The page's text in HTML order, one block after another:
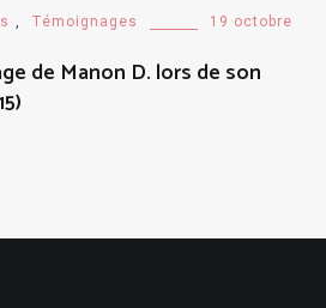
, Témoignages
19 octobre
de Manon D. lors de son